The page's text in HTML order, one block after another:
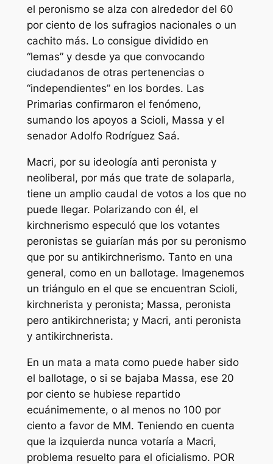
el peronismo se alza con alrededor del 60
por ciento de los sufragios nacionales o un
cachito más. Lo consigue dividido en
“lemas” y desde ya que convocando
ciudadanos de otras pertenencias o
“independientes” en los bordes. Las
Primarias confirmaron el fenómeno,
sumando los apoyos a Scioli, Massa y el
senador Adolfo Rodríguez Saá.
Macri, por su ideología anti peronista y
neoliberal, por más que trate de solaparla,
tiene un amplio caudal de votos a los que no
puede llegar. Polarizando con él, el
kirchnerismo especuló que los votantes
peronistas se guiarían más por su peronismo
que por su antikirchnerismo. Tanto en una
general, como en un ballotage. Imagenemos
un triángulo en el que se encuentran Scioli,
kirchnerista y peronista; Massa, peronista
pero antikirchnerista; y Macri, anti peronista
y antikirchnerista.
En un mata a mata como puede haber sido
el ballotage, o si se bajaba Massa, ese 20
por ciento se hubiese repartido
ecuánimemente, o al menos no 100 por
ciento a favor de MM. Teniendo en cuenta
que la izquierda nunca votaría a Macri,
problema resuelto para el oficialismo. POR